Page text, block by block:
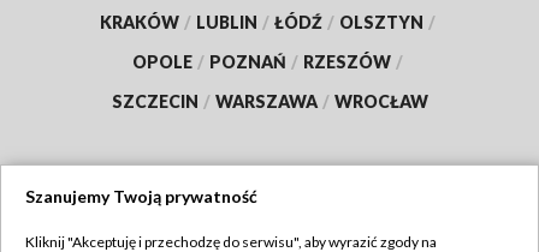
KRAKÓW / LUBLIN / ŁÓDŹ / OLSZTYN /
OPOLE / POZNAŃ / RZESZÓW /
SZCZECIN / WARSZAWA / WROCŁAW
Szanujemy Twoją prywatność
Kliknij "Akceptuję i przechodzę do serwisu", aby wyrazić zgody na